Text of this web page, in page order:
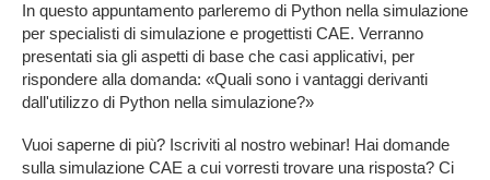
In questo appuntamento parleremo di Python nella simulazione
per specialisti di simulazione e progettisti CAE. Verranno
presentati sia gli aspetti di base che casi applicativi, per
rispondere alla domanda: «Quali sono i vantaggi derivanti
dall'utilizzo di Python nella simulazione?»
Vuoi saperne di più? Iscriviti al nostro webinar! Hai domande
sulla simulazione CAE a cui vorresti trovare una risposta? Ci